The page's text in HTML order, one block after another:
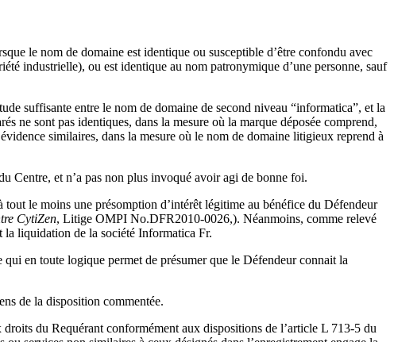
le nom de domaine est identique ou susceptible d’être confondu avec
industrielle), ou est identique au nom patronymique d’une personne, sauf
suffisante entre le nom de domaine de second niveau “informatica”, et la
ne sont pas identiques, dans la mesure où la marque déposée comprend,
similaires, dans la mesure où le nom de domaine litigieux reprend à
Centre, et n’a pas non plus invoqué avoir agi de bonne foi.
le moins une présomption d’intérêt légitime au bénéfice du Défendeur
CytiZen, Litige OMPI No.DFR2010-0026,). Néanmoins, comme relevé
la liquidation de la société Informatica Fr.
en toute logique permet de présumer que le Défendeur connait la
de la disposition commentée.
du Requérant conformément aux dispositions de l’article L 713-5 du